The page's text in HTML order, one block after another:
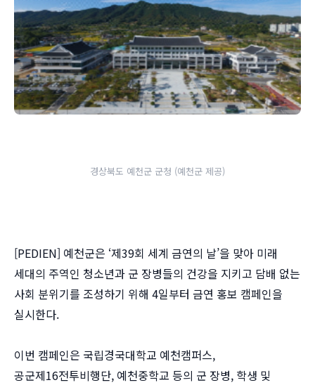
경상북도 예천군 군청 (예천군 제공)
[PEDIEN] 예천군은 ‘제39회 세계 금연의 날’을 맞아 미래
세대의 주역인 청소년과 군 장병들의 건강을 지키고 담배 없는
사회 분위기를 조성하기 위해 4일부터 금연 홍보 캠페인을
실시한다.
이번 캠페인은 국립경국대학교 예천캠퍼스,
공군제16전투비행단, 예천중학교 등의 군 장병, 학생 및